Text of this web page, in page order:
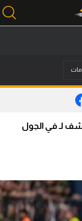
لـ في الجول